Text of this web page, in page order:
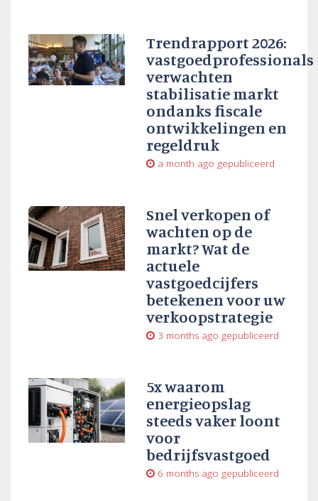
Trendrapport 2026:
vastgoedprofessionals
verwachten
stabilisatie markt
ondanks fiscale
ontwikkelingen en
regeldruk
a month ago gepubliceerd
Snel verkopen of
wachten op de
markt? Wat de
actuele
vastgoedcijfers
betekenen voor uw
verkoopstrategie
3 months ago gepubliceerd
5x waarom
energieopslag
steeds vaker loont
voor
bedrijfsvastgoed
6 months ago gepubliceerd